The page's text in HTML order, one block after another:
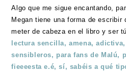
Algo que me sigue encantando,
Megan tiene una forma de escribir
meter de cabeza en el libro y ser
lectura sencilla, amena,
sensibleros, para fans de Malú,
fieeeesta e.é, sí, sabéis a qué